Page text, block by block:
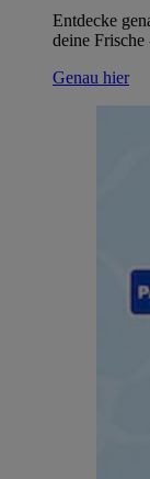
Entdecke
deine Frische
Genau hier